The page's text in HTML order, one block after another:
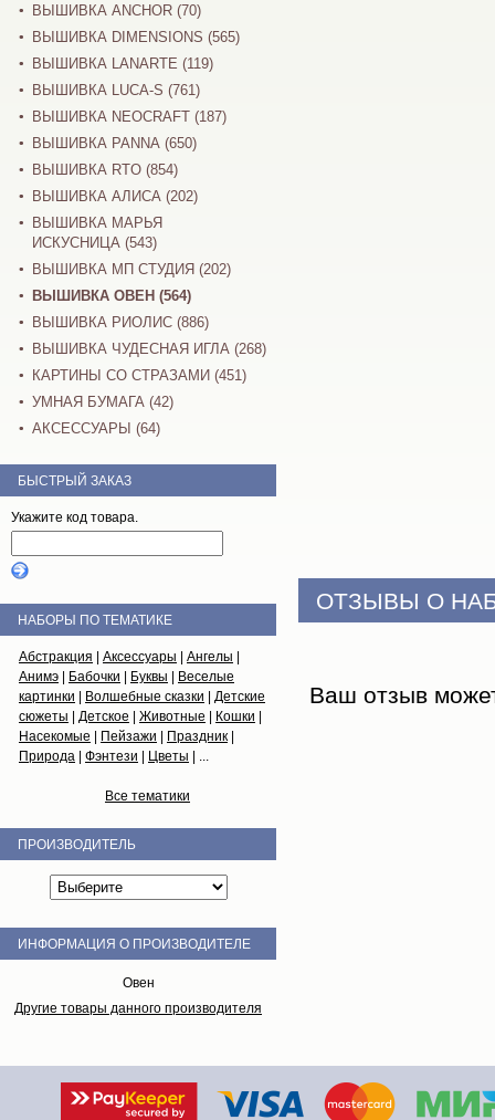
ОТЗЫВЫ О
Ваш отзыв
ВЫШИВКА ANCHOR (70)
ВЫШИВКА DIMENSIONS (565)
ВЫШИВКА LANARTE (119)
ВЫШИВКА LUCA-S (761)
ВЫШИВКА NEOCRAFT (187)
ВЫШИВКА PANNA (650)
ВЫШИВКА RTO (854)
ВЫШИВКА АЛИСА (202)
ВЫШИВКА МАРЬЯ
ИСКУСНИЦА (543)
ВЫШИВКА МП СТУДИЯ (202)
ВЫШИВКА ОВЕН (564)
ВЫШИВКА РИОЛИС (886)
ВЫШИВКА ЧУДЕСНАЯ ИГЛА (268)
КАРТИНЫ СО СТРАЗАМИ (451)
УМНАЯ БУМАГА (42)
АКСЕССУАРЫ (64)
БЫСТРЫЙ ЗАКАЗ
Укажите код товара.
НАБОРЫ ПО ТЕМАТИКЕ
Абстракция Аксессуары Ангелы
Анимэ
Бабочки Буквы
Веселые
картинки
Волшебные сказки
Детские
сюжеты
Детское Животные Кошки
Насекомые
Пейзажи Праздник
Природа
Фэнтези Цветы | ...
Все тематики
ПРОИЗВОДИТЕЛЬ
ИНФОРМАЦИЯ О ПРОИЗВОДИТЕЛЕ
Овен
Другие товары данного производителя